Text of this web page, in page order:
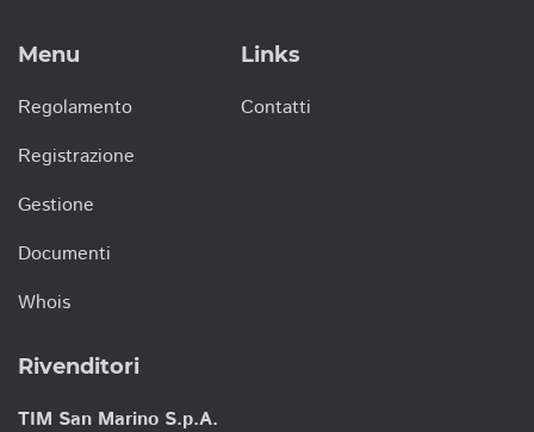
Menu
Regolamento
Registrazione
Gestione
Documenti
Whois
Links
Contatti
Rivenditori
TIM San Marino S.p.A.